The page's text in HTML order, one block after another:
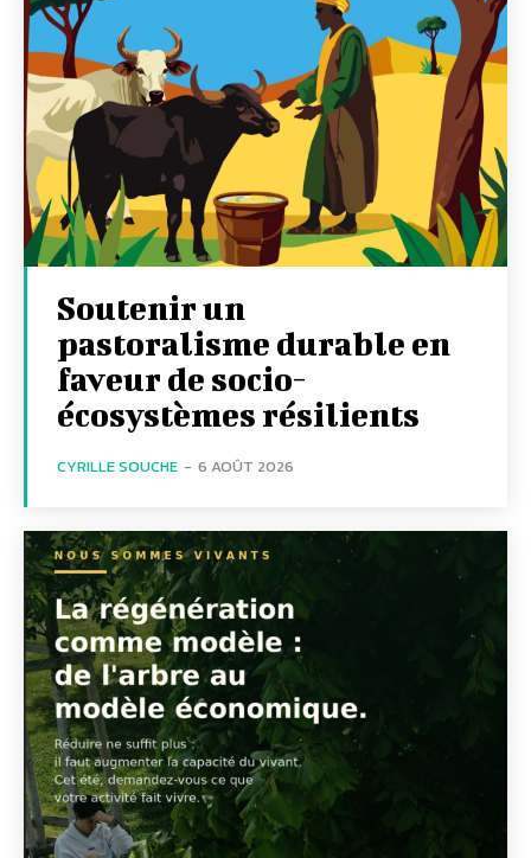
Soutenir un
pastoralisme durable en
faveur de socio-
écosystèmes résilients
CYRILLE SOUCHE - 6 AOÛT 2026